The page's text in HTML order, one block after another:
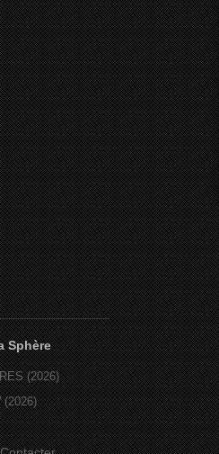
Sphère
(2026)
(2026)